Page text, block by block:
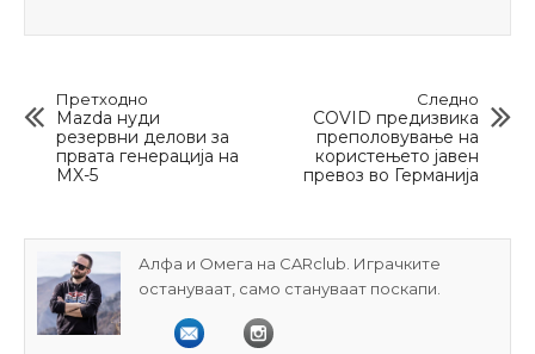
Претходно
Mazda нуди
резервни делови за
првата генерација на
MX-5
Следно
COVID предизвикa
преполовување на
користењето јавен
превоз во Германија
Алфа и Омега на CARclub. Играчките
остануваат, само стануваат поскапи.